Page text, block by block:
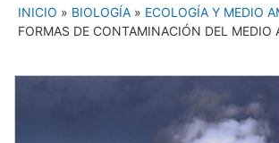
INICIO » BIOLOGÍA » ECOLOGÍA Y MEDIO
FORMAS DE CONTAMINACIÓN DEL MEDIO